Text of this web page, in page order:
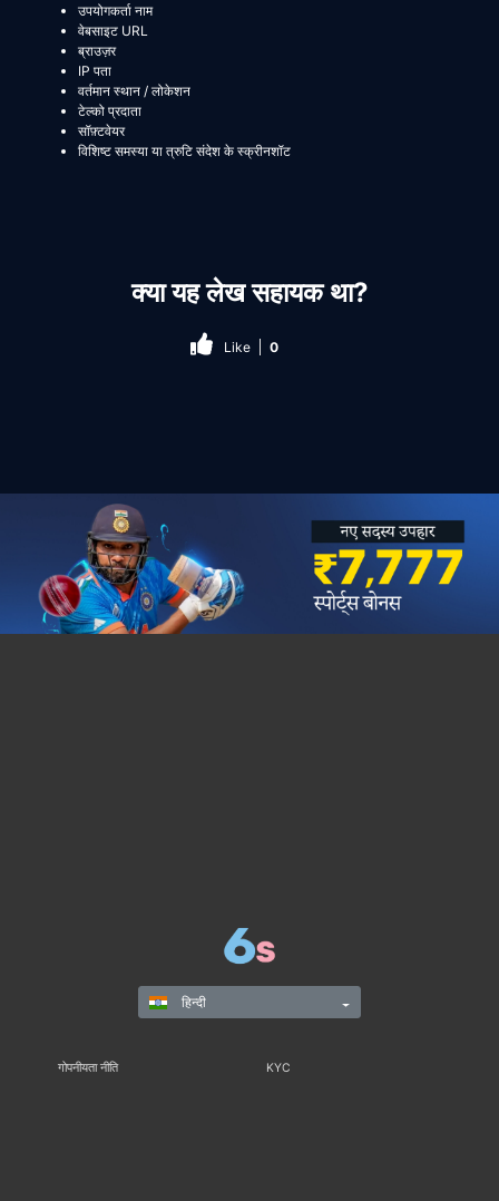
उपयोगकर्ता नाम
वेबसाइट URL
ब्राउज़र
IP पता
वर्तमान स्थान / लोकेशन
टेल्को प्रदाता
सॉफ़्टवेयर
विशिष्ट समस्या या त्रुटि संदेश के स्क्रीनशॉट
क्या यह लेख सहायक था?
Like 0
गोपनीयता नीति KYC
हिन्दी